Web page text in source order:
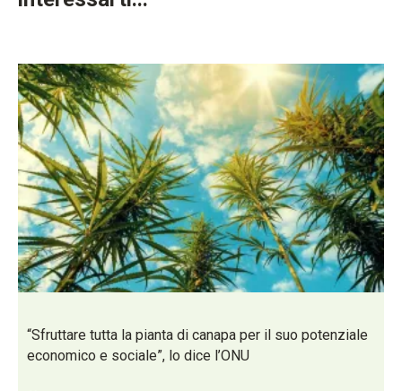
“Sfruttare tutta la pianta di canapa per il suo potenziale
economico e sociale”, lo dice l’ONU